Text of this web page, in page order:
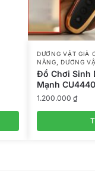
DƯƠNG VẬT GIẢ
NĂNG,DƯƠNG
Đồ Chơi Sinh
Mạnh CU4440
1.200.000 ₫